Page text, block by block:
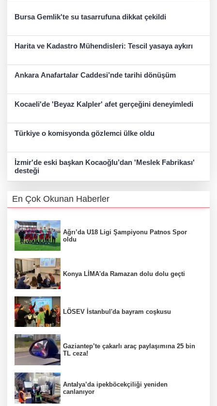
Bursa Gemlik'te su tasarrufuna dikkat çekildi
Harita ve Kadastro Mühendisleri: Tescil yasaya aykırı
Ankara Anafartalar Caddesi’nde tarihi dönüşüm
Kocaeli'de 'Beyaz Kalpler' afet gerçeğini deneyimledi
Türkiye o komisyonda gözlemci ülke oldu
İzmir'de eski başkan Kocaoğlu’dan 'Meslek Fabrikası'
desteği
En Çok Okunan Haberler
Ağrı’da U18 Ligi Şampiyonu Patnos Spor
oldu
Konya LİMA'da Ramazan dolu dolu geçti
LÖSEV İstanbul'da bayram coşkusu
Gaziantep’te çakarlı araç paylaşımına 25 bin
TL ceza!
Antalya’da ipekböcekçiliği yeniden
canlanıyor